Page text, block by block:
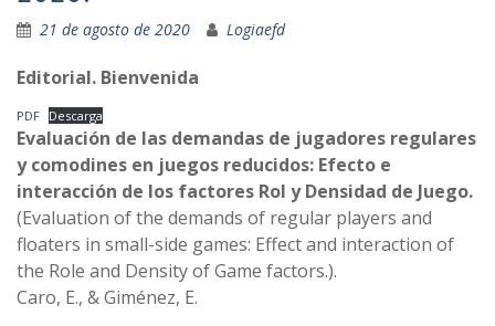
21 de agosto de 2020 Logiaefd
Editorial. Bienvenida
PDF Descarga
Evaluación de las demandas de jugadores regulares
y comodines en juegos reducidos: Efecto e
interacción de los factores Rol y Densidad de Juego.
(Evaluation of the demands of regular players and
floaters in small-side games: Effect and interaction of
the Role and Density of Game factors.).
Caro, E., & Giménez, E.